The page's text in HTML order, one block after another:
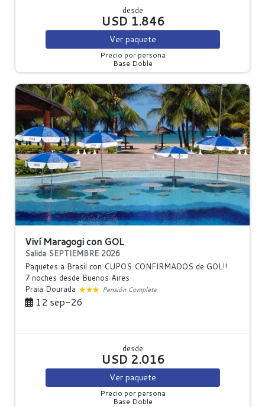
desde
USD 1.846
Ver paquete
Precio por persona
Base Doble
Viví Maragogi con GOL
Salida SEPTIEMBRE 2026
Paquetes a Brasil con CUPOS CONFIRMADOS de GOL!!
7 noches desde Buenos Aires
Praia Dourada
Pensión Completa
12 sep-26
desde
USD 2.016
Ver paquete
Precio por persona
Base Doble